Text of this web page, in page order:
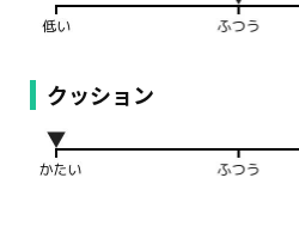
クッション